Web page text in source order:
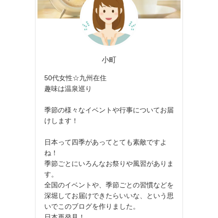
小町
50代女性☆九州在住
趣味は温泉巡り
季節の様々なイベントや行事についてお届
けします！
日本って四季があってとても素敵ですよ
ね！
季節ごとにいろんなお祭りや風習がありま
す。
全国のイベントや、季節ごとの習慣などを
深堀してお届けできたらいいな、という思
いでこのブログを作りました。